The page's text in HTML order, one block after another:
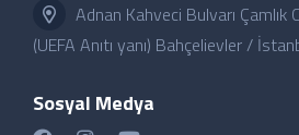
Adnan Kahveci Bulvarı Çamlık
(UEFA Anıtı yanı) Bahçelievler /
Sosyal Medya